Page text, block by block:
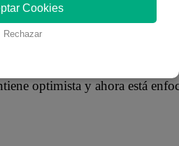
optimista y ahora está
Cookies
Rechazar